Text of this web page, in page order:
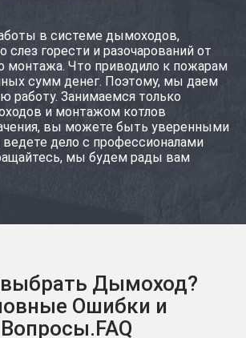
в системе дымоходов,
слез горести и разочарований от
монтажа. Что приводило к пожарам
сумм денег. Поэтому, мы даем
работу. Занимаемся только
и монтажом котлов
вы можете быть уверенными
дело с профессионалами
мы будем рады вам
Дымоход?
Ошибки и
Вопросы.FAQ